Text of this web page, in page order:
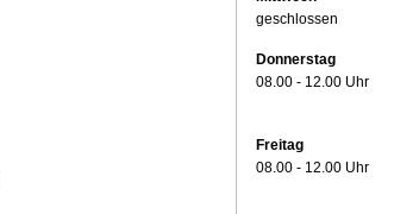
geschlossen
Donnerstag
08.00 - 12.00 Uhr
Freitag
08.00 - 12.00 Uhr